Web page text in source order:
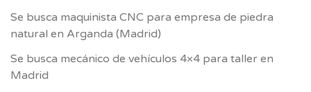
Se busca maquinista CNC para empresa de piedra
natural en Arganda (Madrid)
Se busca mecánico de vehículos 4×4 para taller en
Madrid